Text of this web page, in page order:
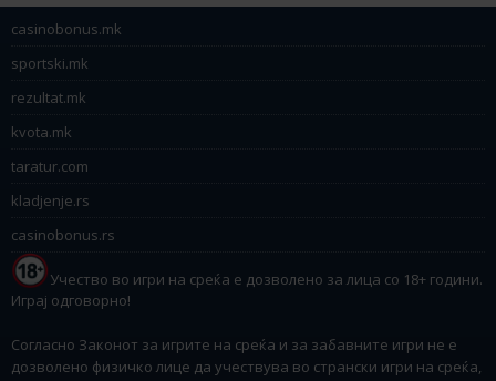
casinobonus.mk
sportski.mk
rezultat.mk
kvota.mk
taratur.com
kladjenje.rs
casinobonus.rs
Учество во игри на среќа е дозволено за лица со 18+ години.
Играј одговорно!
Согласно Законот за игрите на среќа и за забавните игри не е
дозволено физичко лице да учествува во странски игри на среќа,